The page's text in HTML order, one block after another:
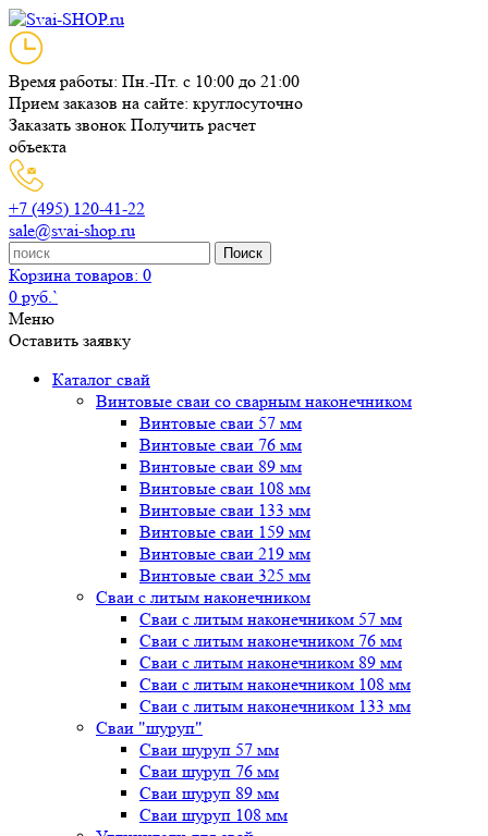
Время работы: Пн.-Пт. с 10:00 до 21:00
Прием заказов на сайте: круглосуточно
Заказать звонок Получить расчет
объекта
+7 (495) 120-41-22
sale@svai-shop.ru
Поиск
Корзина товаров: 0
0 руб.`
Меню
Оставить заявку
Каталог свай
Винтовые сваи со сварным наконечником
Винтовые сваи 57 мм
Винтовые сваи 76 мм
Винтовые сваи 89 мм
Винтовые сваи 108 мм
Винтовые сваи 133 мм
Винтовые сваи 159 мм
Винтовые сваи 219 мм
Винтовые сваи 325 мм
Сваи с литым наконечником
Сваи с литым наконечником 57 мм
Сваи с литым наконечником 76 мм
Сваи с литым наконечником 89 мм
Сваи с литым наконечником 108 мм
Сваи с литым наконечником 133 мм
Сваи "шуруп"
Сваи шуруп 57 мм
Сваи шуруп 76 мм
Сваи шуруп 89 мм
Сваи шуруп 108 мм